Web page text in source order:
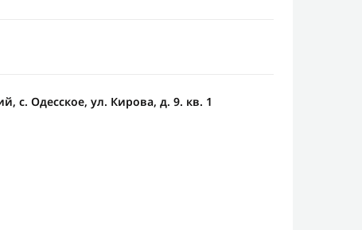
с. Одесское, ул. Кирова, д. 9. кв. 1